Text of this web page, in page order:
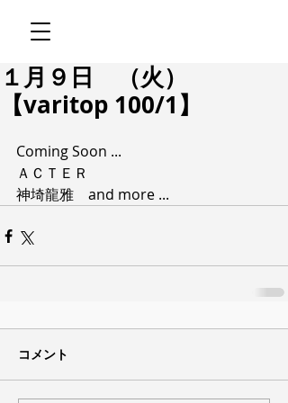
１月９日 （火）
【varitop 100/1】
Coming Soon ...
ＡＣＴＥＲ
神埼龍雅　and more ...
コメント